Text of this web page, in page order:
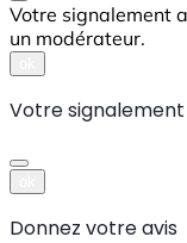
Votre signalement
un modérateur.
Votre
Donnez votre avis